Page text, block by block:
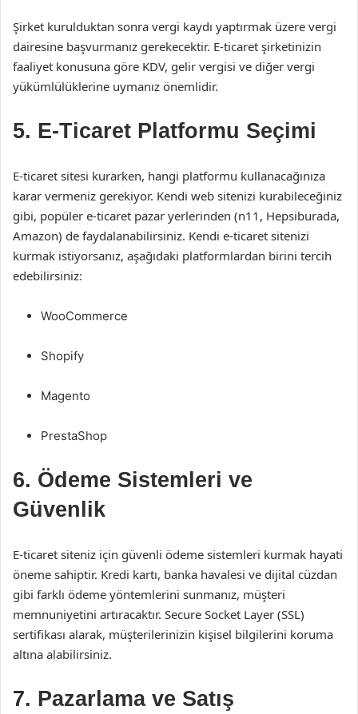
Şirket kurulduktan sonra vergi kaydı yaptırmak üzere vergi
dairesine başvurmanız gerekecektir. E-ticaret şirketinizin
faaliyet konusuna göre KDV, gelir vergisi ve diğer vergi
yükümlülüklerine uymanız önemlidir.
5. E-Ticaret Platformu Seçimi
E-ticaret sitesi kurarken, hangi platformu kullanacağınıza
karar vermeniz gerekiyor. Kendi web sitenizi kurabileceğiniz
gibi, popüler e-ticaret pazar yerlerinden (n11, Hepsiburada,
Amazon) de faydalanabilirsiniz. Kendi e-ticaret sitenizi
kurmak istiyorsanız, aşağıdaki platformlardan birini tercih
edebilirsiniz:
WooCommerce
Shopify
Magento
PrestaShop
6. Ödeme Sistemleri ve
Güvenlik
E-ticaret siteniz için güvenli ödeme sistemleri kurmak hayati
öneme sahiptir. Kredi kartı, banka havalesi ve dijital cüzdan
gibi farklı ödeme yöntemlerini sunmanız, müşteri
memnuniyetini artıracaktır. Secure Socket Layer (SSL)
sertifikası alarak, müşterilerinizin kişisel bilgilerini koruma
altına alabilirsiniz.
7. Pazarlama ve Satış